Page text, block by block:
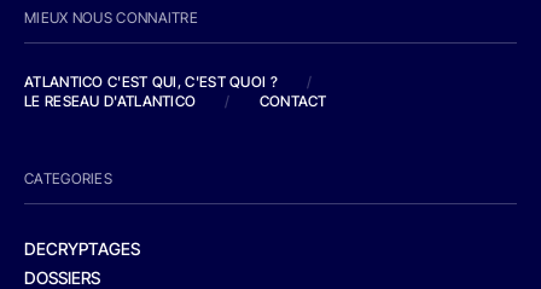
MIEUX NOUS CONNAITRE
ATLANTICO C'EST QUI, C'EST QUOI ?
/
LE RESEAU D'ATLANTICO
/ CONTACT
CATEGORIES
DECRYPTAGES
DOSSIERS